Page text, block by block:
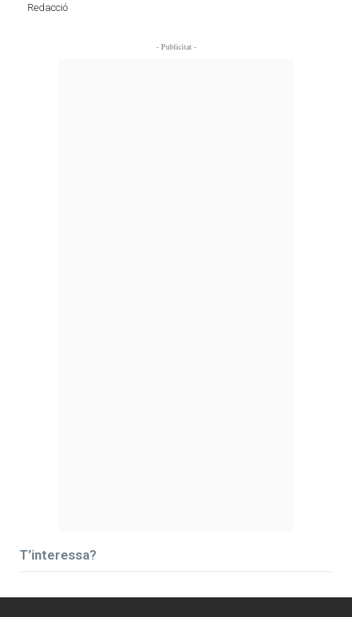
Redacció
- Publicitat -
T’interessa?